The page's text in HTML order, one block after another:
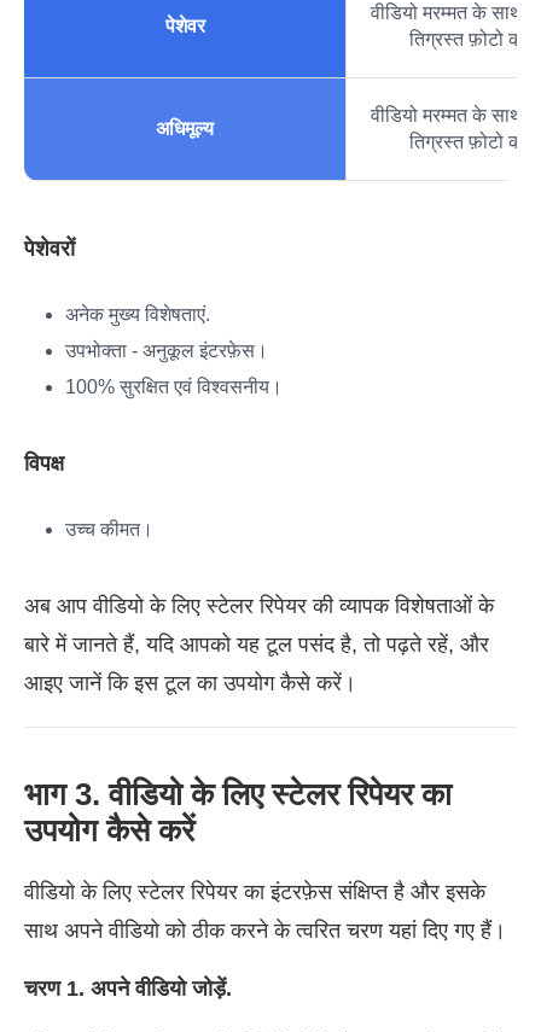
पेशेवर
वीडियो मरम्मत के साथ-
तिग्रस्त फ़ोटो को
अधिमूल्य
वीडियो मरम्मत के साथ-
तिग्रस्त फ़ोटो को
पेशेवरों
अनेक मुख्य विशेषताएं.
उपभोक्ता - अनुकूल इंटरफ़ेस।
100% सुरक्षित एवं विश्वसनीय।
विपक्ष
उच्च कीमत।
अब आप वीडियो के लिए स्टेलर रिपेयर की व्यापक विशेषताओं के
बारे में जानते हैं, यदि आपको यह टूल पसंद है, तो पढ़ते रहें, और
आइए जानें कि इस टूल का उपयोग कैसे करें।
भाग 3. वीडियो के लिए स्टेलर रिपेयर का
उपयोग कैसे करें
वीडियो के लिए स्टेलर रिपेयर का इंटरफ़ेस संक्षिप्त है और इसके
साथ अपने वीडियो को ठीक करने के त्वरित चरण यहां दिए गए हैं।
चरण 1. अपने वीडियो जोड़ें.